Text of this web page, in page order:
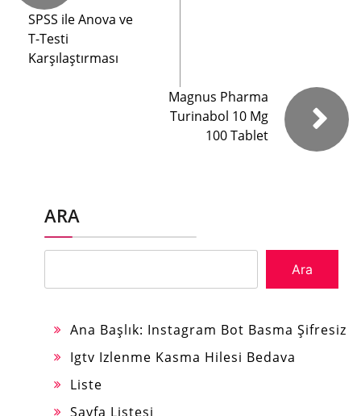
SPSS ile Anova ve
T-Testi
Karşılaştırması
Magnus Pharma
Turinabol 10 Mg
100 Tablet
ARA
Ara
Ana Başlık: Instagram Bot Basma Şifresiz
Igtv Izlenme Kasma Hilesi Bedava
Liste
Sayfa Listesi